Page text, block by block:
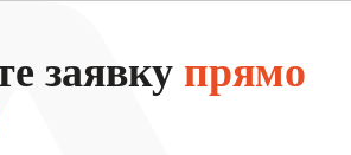
заявку прямо